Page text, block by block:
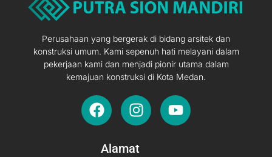
Perusahaan yang bergerak di bidang arsitek dan
konstruksi umum. Kami sepenuh hati melayani dalam
pekerjaan kami dan menjadi pionir utama dalam
kemajuan konstruksi di Kota Medan.
F
a
e
I
n
t
Y
o
Alamat